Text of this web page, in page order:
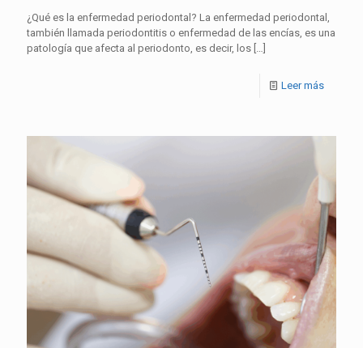
¿Qué es la enfermedad periodontal? La enfermedad periodontal,
también llamada periodontitis o enfermedad de las encías, es una
patología que afecta al periodonto, es decir, los […]
Leer más